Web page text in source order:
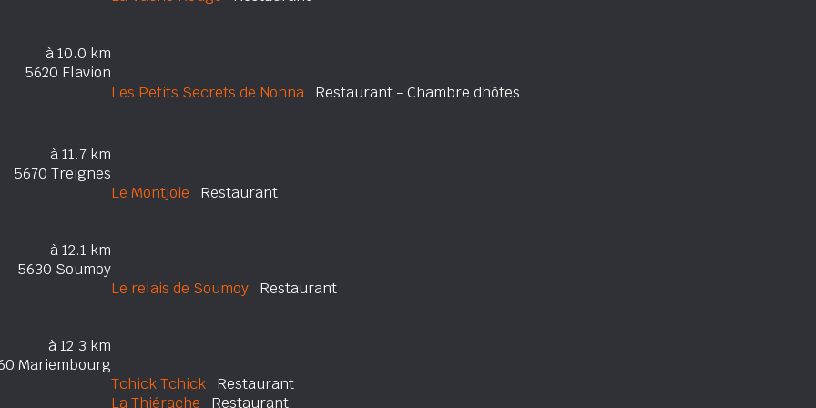
à 10.0 km
5620 Flavion
Les Petits Secrets de Nonna Restaurant - Chambre dhôtes
à 11.7 km
5670 Treignes
Le Montjoie Restaurant
à 12.1 km
5630 Soumoy
Le relais de Soumoy Restaurant
à 12.3 km
Mariembourg
Tchick Tchick Restaurant
La Thiérache Restaurant